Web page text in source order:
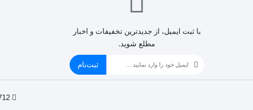
با ثبت ایمیل، از جدید‌ترین تخفیفات و اخبار
مطلع شوید.
ثبت‌نام